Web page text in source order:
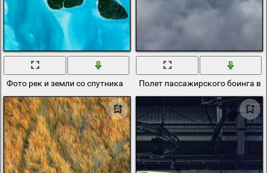
Фото рек и земли со спутника Полет пассажирского боинга в